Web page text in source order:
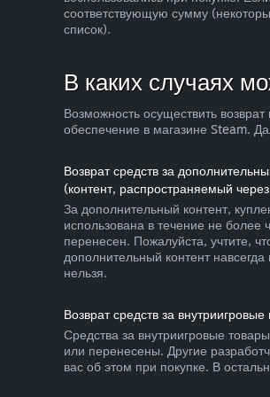
соответствующую сумму
список).
В каких случаях
Возможность осуществить
обеспечение в магазине Steam.
Возврат средств за
(контент, распространяемый
За дополнительный контент,
использована в течение не более
перенесен. Пожалуйста, учтите,
дополнительный контент
нельзя.
Возврат средств за внутриигровые
Средства за внутриигровые
или перенесены. Другие
вас об этом при покупке. В